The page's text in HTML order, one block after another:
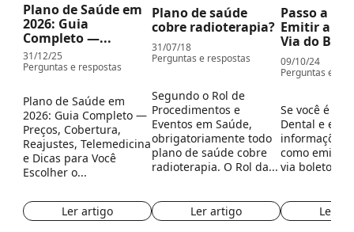
Plano de Saúde em
2026: Guia
Completo —...
31/12/25
Perguntas e respostas
Plano de Saúde em
2026: Guia Completo —
Preços, Cobertura,
Reajustes, Telemedicina
e Dicas para Você
Escolher o...
Ler artigo
Plano de saúde
cobre radioterapia?
31/07/18
Perguntas e respostas
Segundo o Rol de
Procedimentos e
Eventos em Saúde,
obrigatoriamente todo
plano de saúde cobre
radioterapia. O Rol da...
Ler artigo
Passo a
Emitir a
Via do
09/10/24
Perguntas e
Se você é
Dental e
informações
como emitir
via boleto
Ler